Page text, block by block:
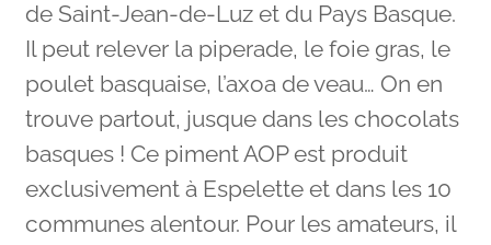
de Saint-Jean-de-Luz et du Pays Basque.
Il peut relever la piperade, le foie gras, le
poulet basquaise, l’axoa de veau… On en
trouve partout, jusque dans les chocolats
basques ! Ce piment AOP est produit
exclusivement à Espelette et dans les 10
communes alentour. Pour les amateurs, il